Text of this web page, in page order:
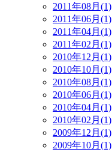
2011年08月(1)
2011年06月(1)
2011年04月(1)
2011年02月(1)
2010年12月(1)
2010年10月(1)
2010年08月(1)
2010年06月(1)
2010年04月(1)
2010年02月(1)
2009年12月(1)
2009年10月(1)